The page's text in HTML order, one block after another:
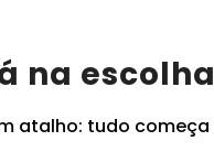
na
atalho: tudo